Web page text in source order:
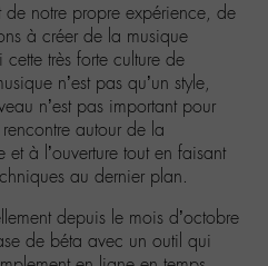
de notre propre expérience, de
à créer de la musique
très forte culture de
n’est pas qu’un style,
n’est pas important pour
autour de la
à l’ouverture tout en faisant
au dernier plan.
depuis le mois d’octobre
de béta avec un outil qui